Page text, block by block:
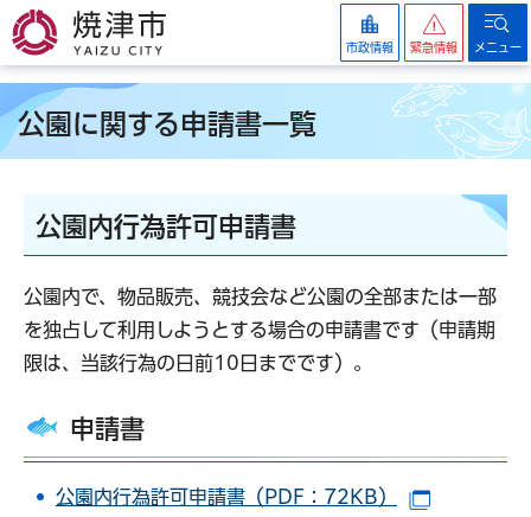
焼津市
市政情報 緊急情報 メニュー
公園に関する申請書一覧
公園内行為許可申請書
公園内で、物品販売、競技会など公園の全部または一部
を独占して利用しようとする場合の申請書です（申請期
限は、当該行為の日前10日までです）。
申請書
公園内行為許可申請書（PDF：72KB）